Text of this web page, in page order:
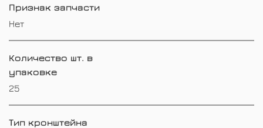
Признак запчасти
Нет
Количество шт. в
упаковке
25
Тип кронштейна